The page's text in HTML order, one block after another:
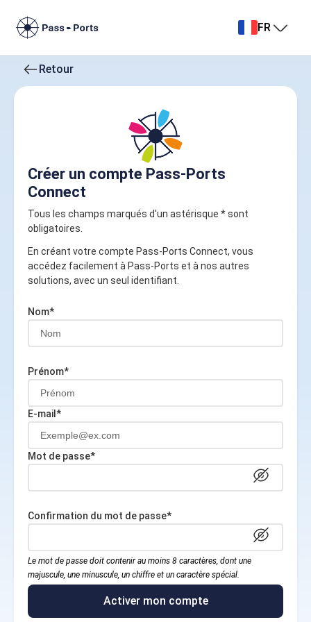
FR
Retour
Créer un compte Pass-Ports
Connect
Tous les champs marqués d'un astérisque * sont
obligatoires.
En créant votre compte Pass-Ports Connect, vous
accédez facilement à Pass-Ports et à nos autres
solutions, avec un seul identifiant.
Nom*
Prénom*
E-mail*
Mot de passe*
Confirmation du mot de passe*
Le mot de passe doit contenir au moins 8 caractères, dont une
majuscule, une minuscule, un chiffre et un caractère spécial.
Activer mon compte